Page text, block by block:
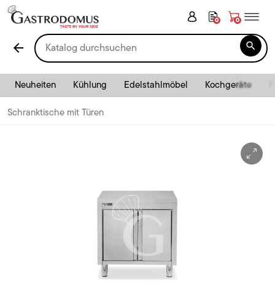
0 0
arrow_back 
Neuheiten Kühlung Edelstahlmöbel Kochgeräte
Schranktische mit Türen